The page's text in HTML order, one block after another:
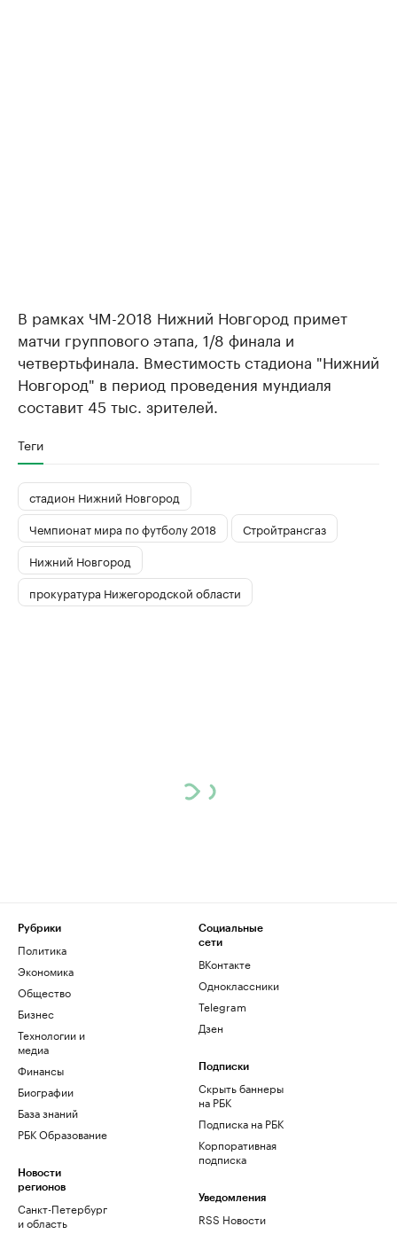
В рамках ЧМ-2018 Нижний Новгород примет
матчи группового этапа, 1/8 финала и
четвертьфинала. Вместимость стадиона "Нижний
Новгород" в период проведения мундиаля
составит 45 тыс. зрителей.
Теги
стадион Нижний Новгород
Чемпионат мира по футболу 2018
Стройтрансгаз
Нижний Новгород
прокуратура Нижегородской области
Рубрики
Политика
Экономика
Общество
Бизнес
Технологии и
медиа
Финансы
Биографии
База знаний
РБК Образование
Новости
регионов
Санкт-Петербург
и область
Социальные
сети
ВКонтакте
Одноклассники
Telegram
Дзен
Подписки
Скрыть баннеры
на РБК
Подписка на РБК
Корпоративная
подписка
Уведомления
RSS Новости